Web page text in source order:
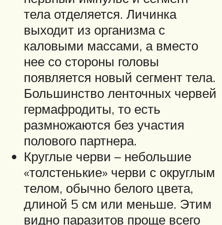
тела отделяется. Личинка
выходит из организма с
каловыми массами, а вместо
нее со стороны головы
появляется новый сегмент тела.
Большинство ленточных червей
гермафродиты, то есть
размножаются без участия
полового партнера.
Круглые черви – небольшие
«толстенькие» черви с округлым
телом, обычно белого цвета,
длиной 5 см или меньше. Этим
видно паразитов проще всего